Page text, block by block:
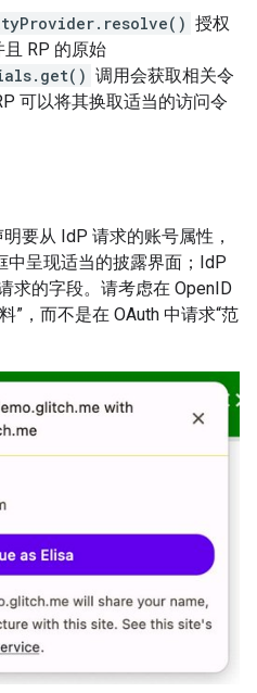
授权
RP 的原始
调用会获取相关令
可以将其换取适当的访问令
明要从 IdP 请求的账号属性，
中呈现适当的披露界面；IdP
求的字段。请考虑在 OpenID
”，而不是在 OAuth 中请求“范